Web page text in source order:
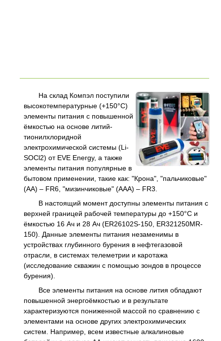
На склад Компэл поступили
высокотемпературные (+150°С)
элементы питания с повышенной
ёмкостью на основе литий-
тионилхлоридной
электрохимической системы (Li-
SOCl2) от EVE Energy, а также
элементы питания популярные в
бытовом применении, такие как: "Крона", "пальчиковые"
(АА) – FR6, "мизинчиковые" (ААА) – FR3.
В настоящий момент доступны элементы питания с
верхней границей рабочей температуры до +150°С и
ёмкостью 16 Ач и 28 Ач (ER26102S-150, ER321250MR-
150). Данные элементы питания незаменимы в
устройствах глубинного бурения в нефтегазовой
отрасли, в системах телеметрии и каротажа
(исследование скважин с помощью зондов в процессе
бурения).
Все элементы питания на основе лития обладают
повышенной энергоёмкостью и в результате
характеризуются пониженной массой по сравнению с
элементами на основе других электрохимических
систем. Например, всем известные алкалиновые